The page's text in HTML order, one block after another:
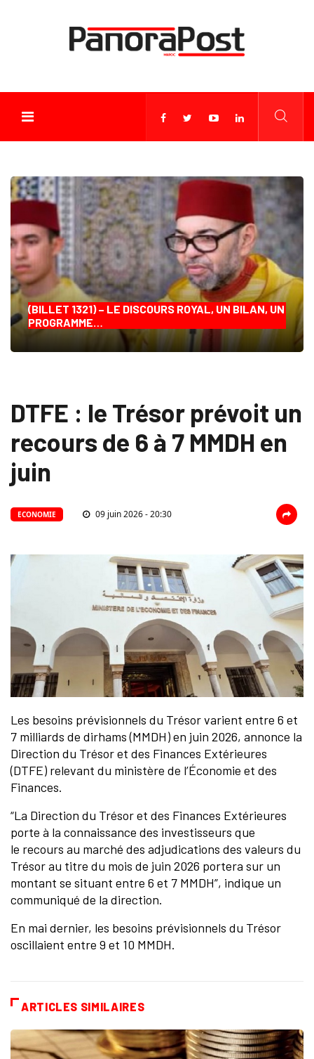
(BILLET 1321) – LE DISCOURS ROYAL, UN BILAN, UN
PROGRAMME…
DTFE : le Trésor prévoit un
recours de 6 à 7 MMDH en
juin
ECONOMIE 09 juin 2026 - 20:30
Les besoins prévisionnels du Trésor varient entre 6 et
7 milliards de dirhams (MMDH) en juin 2026, annonce la
Direction du Trésor et des Finances Extérieures
(DTFE) relevant du ministère de l’Économie et des
Finances.
“La Direction du Trésor et des Finances Extérieures
porte à la connaissance des investisseurs que
le recours au marché des adjudications des valeurs du
Trésor au titre du mois de juin 2026 portera sur un
montant se situant entre 6 et 7 MMDH”, indique un
communiqué de la direction.
En mai dernier, les besoins prévisionnels du Trésor
oscillaient entre 9 et 10 MMDH.
ARTICLES SIMILAIRES